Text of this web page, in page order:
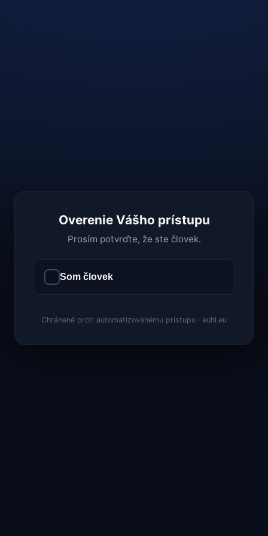
Overenie Vášho prístupu
Prosím potvrďte, že ste človek.
Som človek
Chránené proti automatizovanému prístupu · euhl.eu